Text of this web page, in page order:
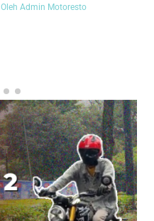
Oleh Admin Motoresto